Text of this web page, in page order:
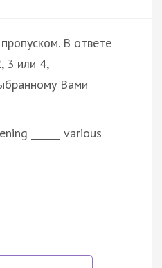
В ответе
3 или 4,
Вами
______ various